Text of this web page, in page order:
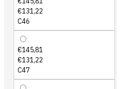
€131,22
C46
€145,81
€131,22
C47